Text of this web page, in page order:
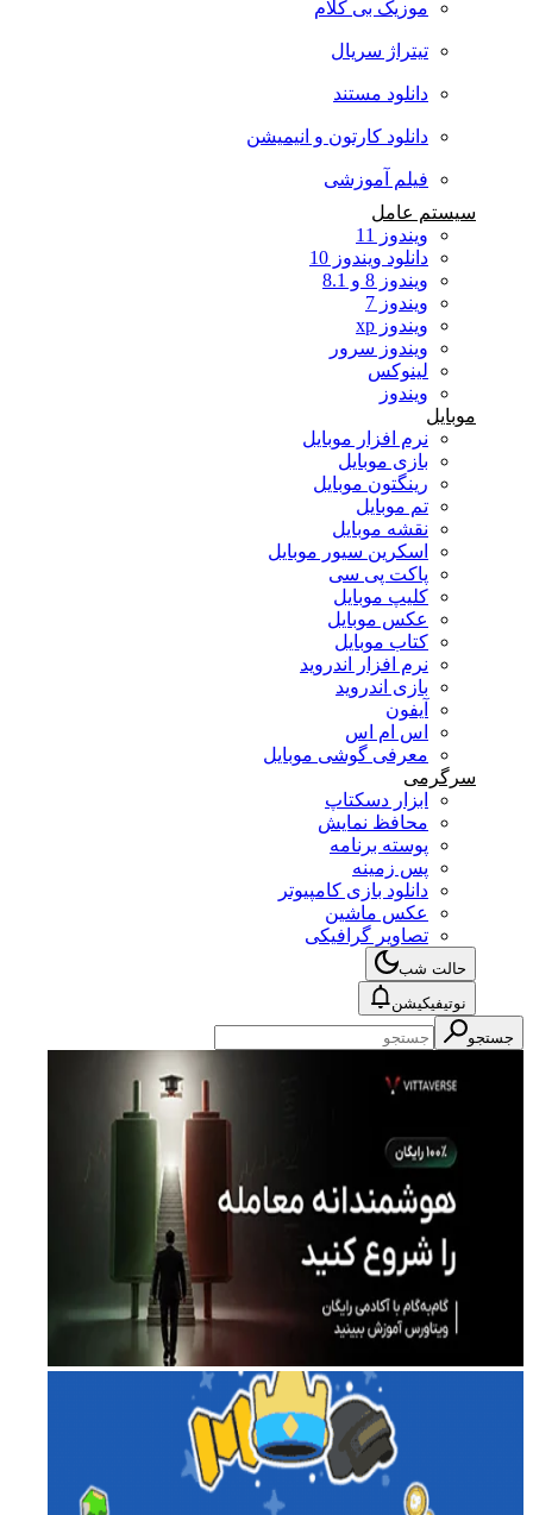
موزیک بی کلام
تیتراژ سریال
دانلود مستند
دانلود کارتون و انیمیشن
فیلم آموزشی
سیستم عامل
ویندوز 11
دانلود ویندوز 10
ویندوز 8 و 8.1
ویندوز 7
ویندوز xp
ویندوز سرور
لینوکس
ویندوز
موبایل
نرم افزار موبایل
بازی موبایل
رینگتون موبایل
تم موبایل
نقشه موبایل
اسکرین سیور موبایل
پاکت پی سی
کلیپ موبایل
عکس موبایل
کتاب موبایل
نرم افزار اندروید
بازی اندروید
آیفون
اس ام اس
معرفی گوشی موبایل
سرگرمی
ابزار دسکتاپ
محافظ نمایش
پوسته برنامه
پس زمینه
دانلود بازی کامپیوتر
عکس ماشین
تصاویر گرافیکی
حالت شب
نوتیفیکیشن
جستجو